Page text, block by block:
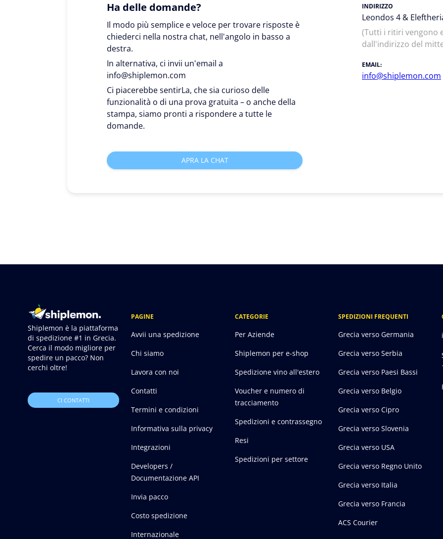
Ha delle domande?
Il modo più semplice e veloce per trovare risposte è
chiederci nella nostra chat, nell'angolo in basso a
destra.
In alternativa, ci invii un'email a
info@shiplemon.com
Ci piacerebbe sentirLa, che sia curioso delle
funzionalità o di una prova gratuita – o anche della
stampa, siamo pronti a rispondere a tutte le
domande.
APRA LA CHAT
INDIRIZZO
Leondos 4 &
(Tutti i ritiri vengono
dall'indirizzo del
EMAIL:
info@shiplemon.com
Shiplemon è la piattaforma
di spedizione #1 in Grecia.
Cerca il modo migliore per
spedire un pacco? Non
cerchi oltre!
CI CONTATTI
PAGINE
Avvii una spedizione
Chi siamo
Lavora con noi
Contatti
Termini e condizioni
Informativa sulla privacy
Integrazioni
Developers /
Documentazione API
Invia pacco
Costo spedizione
Internazionale
CATEGORIE
Per Aziende
Shiplemon per e-shop
Spedizione vino all'estero
Voucher e numero di
tracciamento
Spedizioni e contrassegno
Resi
Spedizioni per settore
SPEDIZIONI FREQUENTI
Grecia verso Germania
Grecia verso Serbia
Grecia verso Paesi Bassi
Grecia verso Belgio
Grecia verso Cipro
Grecia verso Slovenia
Grecia verso USA
Grecia verso Regno Unito
Grecia verso Italia
Grecia verso Francia
ACS Courier